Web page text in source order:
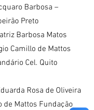
Barbosa –
Preto
Barbosa Matos
Camillo de Mattos
Cel. Quito
Rosa de Oliveira
de Mattos Fundação